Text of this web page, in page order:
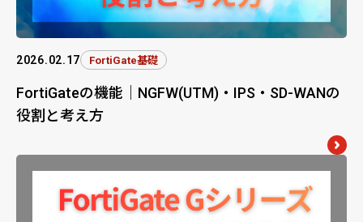
2026.02.17 FortiGate基礎
FortiGateの機能｜NGFW(UTM)・IPS・SD-WANの
役割と考え方